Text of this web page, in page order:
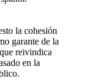
la cohesión
garante de la
reivindica
en la